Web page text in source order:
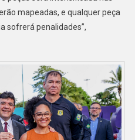
mapeadas, e qualquer peça
sofrerá penalidades”,